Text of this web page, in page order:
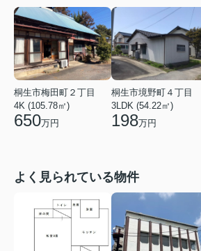
桐生市梅田町２丁目
4K (105.78㎡)
650万円
桐生市境野町４丁目
3LDK (54.22㎡)
198万円
よく見られている物件